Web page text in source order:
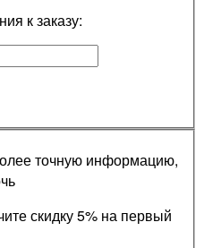
к заказу:
точную информацию,
скидку 5% на первый